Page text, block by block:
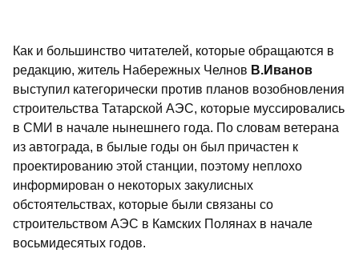
Как и большинство читателей, которые обращаются в
редакцию, житель Набережных Челнов В.Иванов
выступил категорически против планов возобновления
строительства Татарской АЭС, которые муссировались
в СМИ в начале нынешнего года. По словам ветерана
из автограда, в былые годы он был причастен к
проектированию этой станции, поэтому неплохо
информирован о некоторых закулисных
обстоятельствах, которые были связаны со
строительством АЭС в Камских Полянах в начале
восьмидесятых годов.